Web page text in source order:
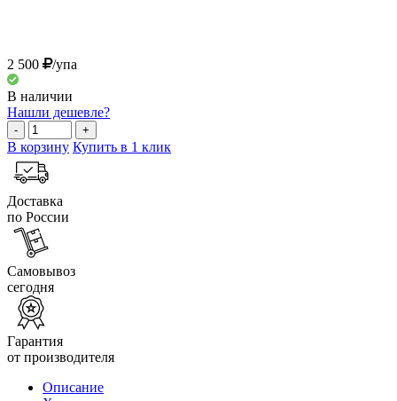
2 500 /упа
В наличии
Нашли дешевле?
- +
В корзину Купить в 1 клик
Доставка
по России
Самовывоз
сегодня
Гарантия
от производителя
Описание